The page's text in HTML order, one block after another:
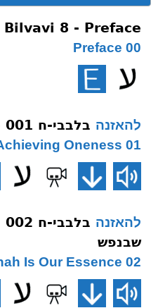
Bilvavi 8 - Preface
00 Preface
להאזנה בלבבי-ח 001 כח האחדות
01 The Perspective of Achieving Oneness
להאזנה
שבנפש
02 Emunah Is Our Essence